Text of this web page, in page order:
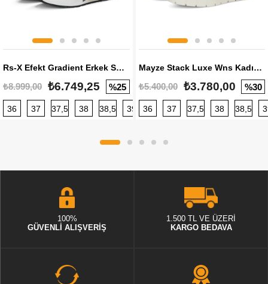
Rs-X Efekt Gradient Erkek Sneaker
₺8.999,00 ₺6.749,25 %25
36 37 37,5 38 38,5 39 40 40,5 41 42 42,5
Mayze Stack Luxe Wns Kadın Sneaker
₺5.400,00 ₺3.780,00 %30
36 37 37,5 38 38,5
100%
GÜVENLİ ALIŞVERİŞ
1.500 TL VE ÜZERİ
KARGO BEDAVA